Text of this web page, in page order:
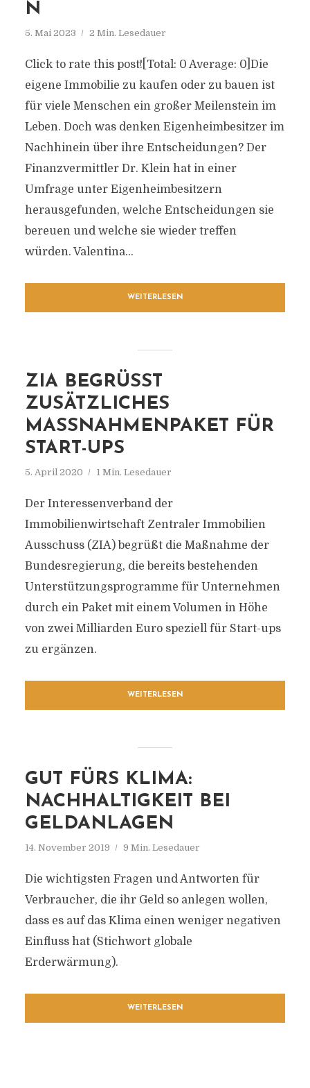
5. Mai 2023 2 Min. Lesedauer
Click to rate this post![Total: 0 Average: 0]Die
eigene Immobilie zu kaufen oder zu bauen ist
für viele Menschen ein großer Meilenstein im
Leben. Doch was denken Eigenheimbesitzer im
Nachhinein über ihre Entscheidungen? Der
Finanzvermittler Dr. Klein hat in einer
Umfrage unter Eigenheimbesitzern
herausgefunden, welche Entscheidungen sie
bereuen und welche sie wieder treffen
würden. Valentina...
WEITERLESEN
ZIA BEGRÜSST Z
USÄTZLICHES M
ASSNAHMENPAKET FÜR ST
ART-UPS
5. April 2020 1 Min. Lesedauer
Der Interessenverband der
Immobilienwirtschaft Zentraler Immobilien
Ausschuss (ZIA) begrüßt die Maßnahme der
Bundesregierung, die bereits bestehenden
Unterstützungsprogramme für Unternehmen
durch ein Paket mit einem Volumen in Höhe
von zwei Milliarden Euro speziell für Start-ups
zu ergänzen.
WEITERLESEN
GUT FÜRS KLIMA:
NACHHALTIGKEIT BEI
GELDANLAGEN
14. November 2019 9 Min. Lesedauer
Die wichtigsten Fragen und Antworten für
Verbraucher, die ihr Geld so anlegen wollen,
dass es auf das Klima einen weniger negativen
Einfluss hat (Stichwort globale
Erderwärmung).
WEITERLESEN